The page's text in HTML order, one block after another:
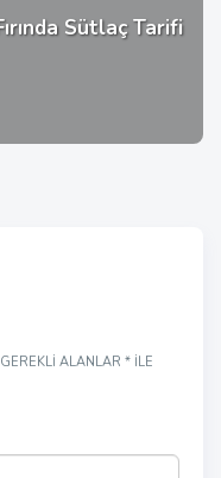
Sütlaç Tarifi
GEREKLI ALANLAR * ILE